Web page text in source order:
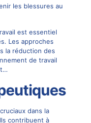
les blessures au
est essentiel
Les approches
la réduction des
de travail
dans la
contribuent à